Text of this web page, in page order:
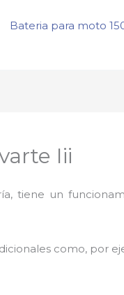
Bateria para moto
Iii
tiene un
como, por